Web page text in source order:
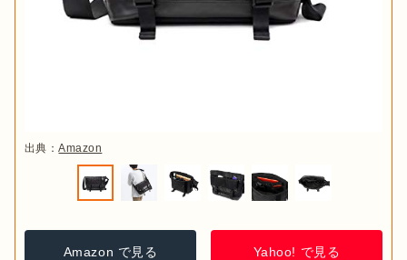
出典：Amazon
Amazon で見る Yahoo! で見る